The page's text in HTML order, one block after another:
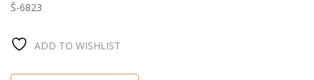
Š-6823
ADD TO WISHLIST